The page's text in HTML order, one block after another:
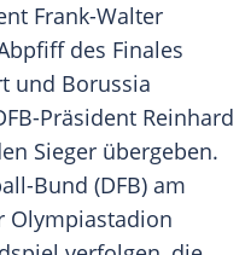
Frank-Walter
des Finales
und Borussia
Präsident Reinhard
Sieger übergeben.
Bund (DFB) am
Olympiastadion